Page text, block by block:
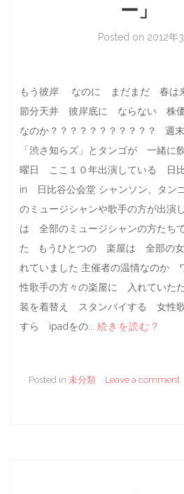
ー」
Posted on 2012年
もう彼岸 なのに まだまだ 春は
節分天井 彼岸底に ならない 株
なのか？？？？？？？？？？？
「渋さ知らズ」とタンゴが 一緒
曜日 ここ１０年出演している 日
in 日比谷公会堂 シャンソン、タン
のミュージシャンや歌手の方が出演
は 全部のミュージシャンの方たち
た もうひとつの 楽屋は 全部の
れていました 主催者の温情なの
性歌手の方々の楽屋に 入れてい
装を着替え スタンバイする 女性
すら ipadをの...続きを読む？
Posted in 未分類 Leave a comment